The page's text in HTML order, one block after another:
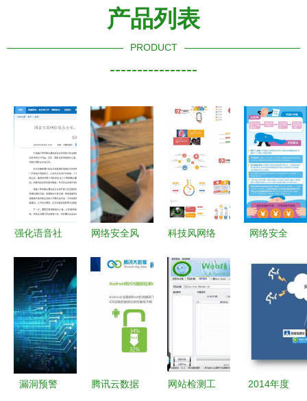
产品列表
PRODUCT
----------------
强化语音社
造技术安全
评估 构筑
网络与信息
安全防线
网络安全风
界达沃斯论
坛到
Chrome应
对策略的深
科技风网络
发PPT模板
下载——24
网络安全
人民安全的
基石——兼
息安全软件
漏洞预警
腾讯云数据
网站检测工
2014年度